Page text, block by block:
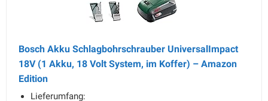
Bosch Akku Schlagbohrschrauber UniversalImpact
18V (1 Akku, 18 Volt System, im Koffer) – Amazon
Edition
Lieferumfang: